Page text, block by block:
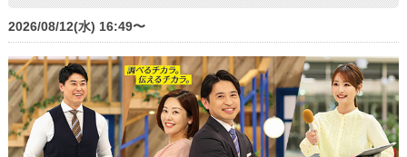
2026/08/12(水) 16:49〜